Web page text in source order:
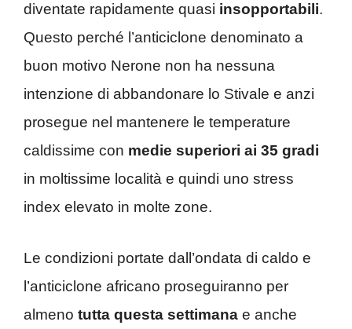
diventate rapidamente quasi insopportabili.
Questo perché l’anticiclone denominato a
buon motivo Nerone non ha nessuna
intenzione di abbandonare lo Stivale e anzi
prosegue nel mantenere le temperature
caldissime con medie superiori ai 35 gradi
in moltissime località e quindi uno stress
index elevato in molte zone.
Le condizioni portate dall’ondata di caldo e
l’anticiclone africano proseguiranno per
almeno tutta questa settimana e anche